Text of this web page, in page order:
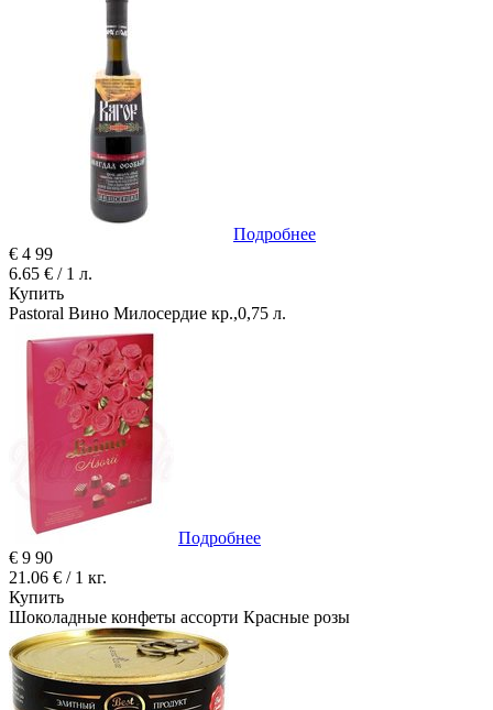
Подробнее
€ 4 99
6.65 € / 1 л.
Купить
Pastoral Вино Милосердие кр.,0,75 л.
Подробнее
€ 9 90
21.06 € / 1 кг.
Купить
Шоколадные конфеты ассорти Красные розы